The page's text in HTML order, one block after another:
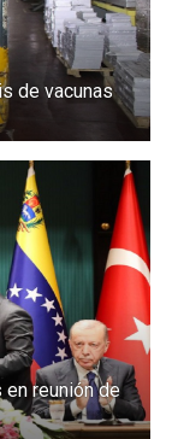
de vacunas
reunión de